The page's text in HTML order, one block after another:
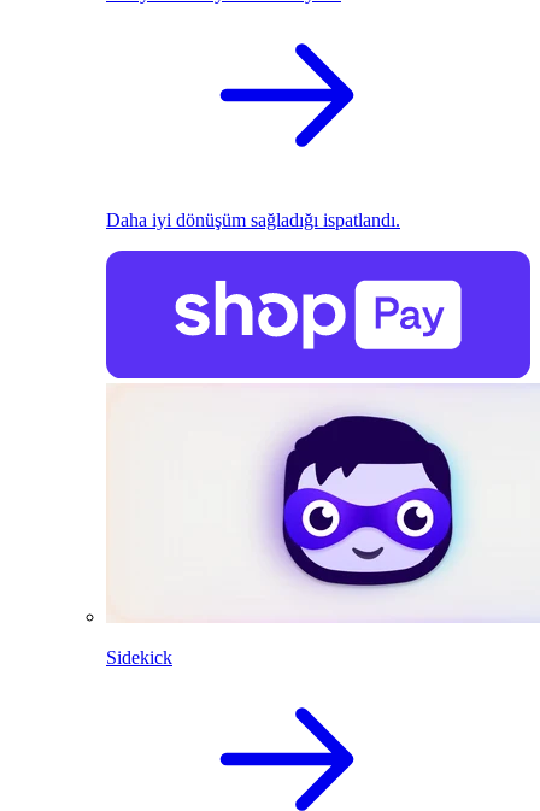
Daha iyi dönüşüm sağladığı ispatlandı.
Sidekick